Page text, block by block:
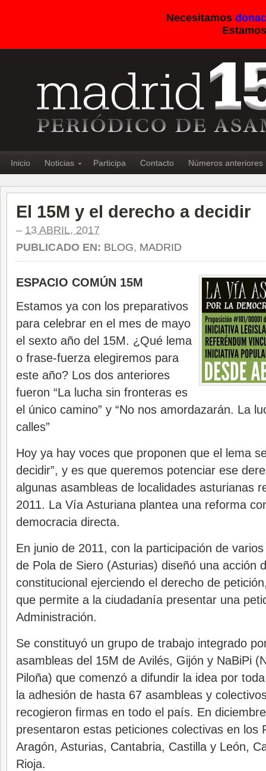
Necesitamos
Inicio Noticias Participa Contacto Números anteriores
El 15M y el derecho a decidir
– 13 ABRIL, 2017
PUBLICADO EN: BLOG, MADRID
ESPACIO COMÚN 15M
Estamos ya con los preparativos
para celebrar en el mes de mayo
el sexto año del 15M. ¿Qué lema
o frase-fuerza elegiremos para
este año? Los dos anteriores
fueron “La lucha sin fronteras es
el único camino” y “No nos amordazarán. La
calles”
Hoy ya hay voces que proponen que el lema
decidir”, y es que queremos potenciar ese
algunas asambleas de localidades asturianas
2011. La Vía Asturiana plantea una reforma
democracia directa.
En junio de 2011, con la participación de
de Pola de Siero (Asturias) diseñó una acción
constitucional ejerciendo el derecho de
que permite a la ciudadanía presentar una
Administración.
Se constituyó un grupo de trabajo integrado
asambleas del 15M de Avilés, Gijón y NaBiPi
Piloña) que comenzó a difundir la idea por
la adhesión de hasta 67 asambleas y
recogieron firmas en todo el país. En
presentaron estas peticiones colectivas en los
Aragón, Asturias, Cantabria, Castilla y León,
Rioja.